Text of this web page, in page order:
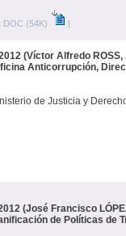
DOC (54K) |
(Víctor Alfredo
Anticorrupción,
de Justicia y
(José Francisco
de Políticas de